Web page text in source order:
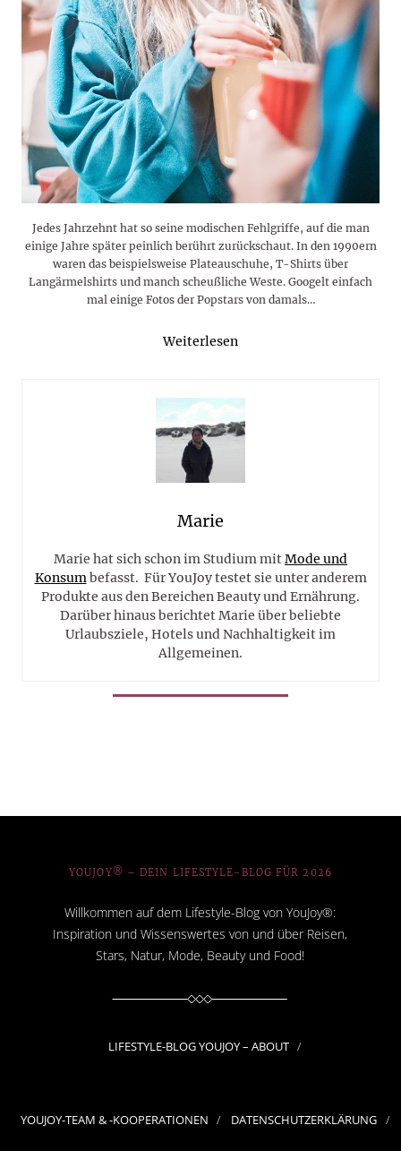
Jedes Jahrzehnt hat so seine modischen Fehlgriffe, auf die man
einige Jahre später peinlich berührt zurückschaut. In den 1990ern
waren das beispielsweise Plateauschuhe, T-Shirts über
Langärmelshirts und manch scheußliche Weste. Googelt einfach
mal einige Fotos der Popstars von damals…
Weiterlesen
Marie
Marie hat sich schon im Studium mitMode und
Konsumbefasst. Für YouJoy testet sie unter anderem
Produkte aus den Bereichen Beauty und Ernährung.
Darüber hinaus berichtet Marie über beliebte
Urlaubsziele, Hotels und Nachhaltigkeit im
Allgemeinen.
YOUJOY® – DEIN LIFESTYLE-BLOG FÜR 2026
Willkommen auf dem Lifestyle-Blog von YouJoy®:
Inspiration und Wissenswertes von und über Reisen,
Stars, Natur, Mode, Beauty und Food!
LIFESTYLE-BLOG YOUJOY – ABOUT
YOUJOY-TEAM & -KOOPERATIONEN DATENSCHUTZERKLÄRUNG